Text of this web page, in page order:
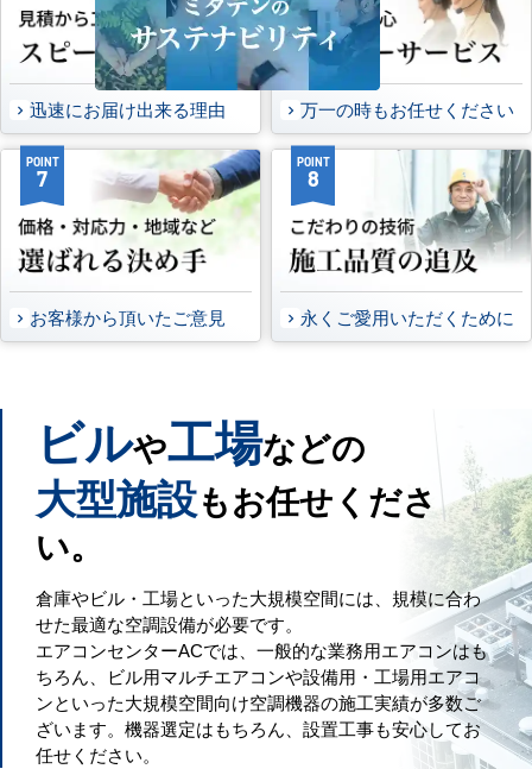
迅速にお届け出来る理由 万一の時もお任せください
POINT
7
お客様から頂いたご意見
POINT
8
永くご愛用いただくために
ビルや工場などの
大型施設もお任せくださ
い。
倉庫やビル・工場といった大規模空間には、規模に合わ
せた最適な空調設備が必要です。
エアコンセンターACでは、一般的な業務用エアコンはも
ちろん、ビル用マルチエアコンや設備用・工場用エアコ
ンといった大規模空間向け空調機器の施工実績が多数ご
ざいます。機器選定はもちろん、設置工事も安心してお
任せください。